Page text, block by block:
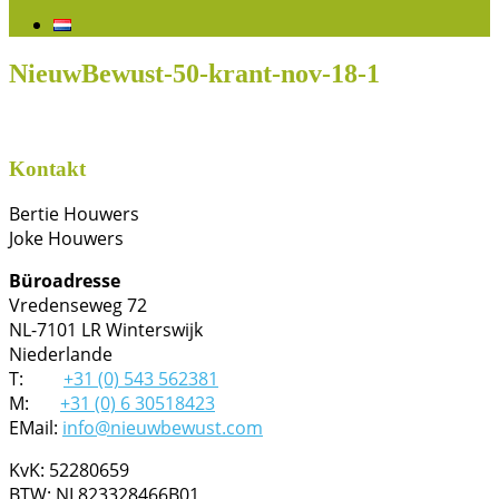
NieuwBewust-50-krant-nov-18-1
Kontakt
Bertie Houwers
Joke Houwers
Büroadresse
Vredenseweg 72
NL-7101 LR Winterswijk
Niederlande
T: +31 (0) 543 562381
M:
+31 (0) 6 30518423
EMail: info@nieuwbewust.com
KvK: 52280659